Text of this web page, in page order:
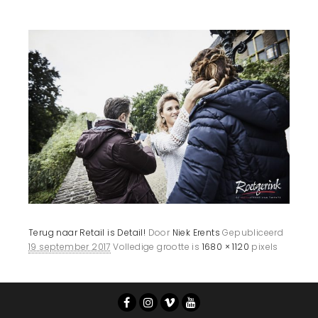
Terug naar Retail is Detail! Door Niek Erents Gepubliceerd
19 september 2017 Volledige grootte is 1680 × 1120 pixels